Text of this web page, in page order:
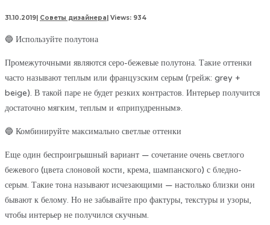
31.10.2019 Советы дизайнера Views: 934
🔵 Используйте полутона
Промежуточными являются серо-бежевые полутона. Такие оттенки
часто называют теплым или французским серым (грейж: grey +
beige). В такой паре не будет резких контрастов. Интерьер получится
достаточно мягким, теплым и «припудренным».
🔵 Комбинируйте максимально светлые оттенки
Еще один беспроигрышный вариант — сочетание очень светлого
бежевого (цвета слоновой кости, крема, шампанского) с бледно-
серым. Такие тона называют исчезающими — настолько близки они
бывают к белому. Но не забывайте про фактуры, текстуры и узоры,
чтобы интерьер не получился скучным.